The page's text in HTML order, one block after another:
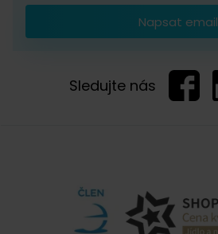
Napsat email
Sledujte nás